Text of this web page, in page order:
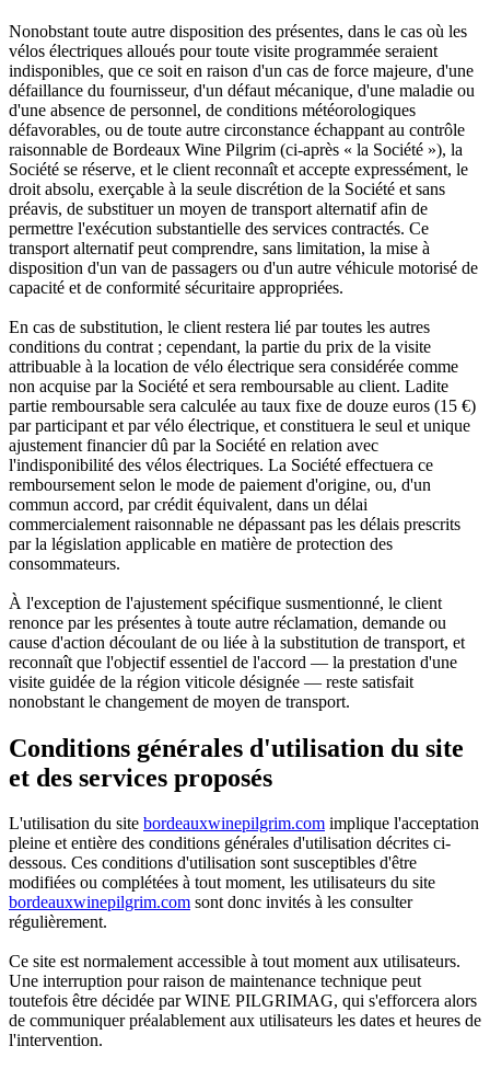
Nonobstant toute autre disposition des présentes, dans le cas où les
vélos électriques alloués pour toute visite programmée seraient
indisponibles, que ce soit en raison d'un cas de force majeure, d'une
défaillance du fournisseur, d'un défaut mécanique, d'une maladie ou
d'une absence de personnel, de conditions météorologiques
défavorables, ou de toute autre circonstance échappant au contrôle
raisonnable de Bordeaux Wine Pilgrim (ci-après « la Société »), la
Société se réserve, et le client reconnaît et accepte expressément, le
droit absolu, exerçable à la seule discrétion de la Société et sans
préavis, de substituer un moyen de transport alternatif afin de
permettre l'exécution substantielle des services contractés. Ce
transport alternatif peut comprendre, sans limitation, la mise à
disposition d'un van de passagers ou d'un autre véhicule motorisé de
capacité et de conformité sécuritaire appropriées.
En cas de substitution, le client restera lié par toutes les autres
conditions du contrat ; cependant, la partie du prix de la visite
attribuable à la location de vélo électrique sera considérée comme
non acquise par la Société et sera remboursable au client. Ladite
partie remboursable sera calculée au taux fixe de douze euros (15 €)
par participant et par vélo électrique, et constituera le seul et unique
ajustement financier dû par la Société en relation avec
l'indisponibilité des vélos électriques. La Société effectuera ce
remboursement selon le mode de paiement d'origine, ou, d'un
commun accord, par crédit équivalent, dans un délai
commercialement raisonnable ne dépassant pas les délais prescrits
par la législation applicable en matière de protection des
consommateurs.
À l'exception de l'ajustement spécifique susmentionné, le client
renonce par les présentes à toute autre réclamation, demande ou
cause d'action découlant de ou liée à la substitution de transport, et
reconnaît que l'objectif essentiel de l'accord — la prestation d'une
visite guidée de la région viticole désignée — reste satisfait
nonobstant le changement de moyen de transport.
Conditions générales d'utilisation du site
et des services proposés
L'utilisation du site bordeauxwinepilgrim.com implique l'acceptation
pleine et entière des conditions générales d'utilisation décrites ci-
dessous. Ces conditions d'utilisation sont susceptibles d'être
modifiées ou complétées à tout moment, les utilisateurs du site
bordeauxwinepilgrim.com sont donc invités à les consulter
régulièrement.
Ce site est normalement accessible à tout moment aux utilisateurs.
Une interruption pour raison de maintenance technique peut
toutefois être décidée par WINE PILGRIMAG, qui s'efforcera alors
de communiquer préalablement aux utilisateurs les dates et heures de
l'intervention.